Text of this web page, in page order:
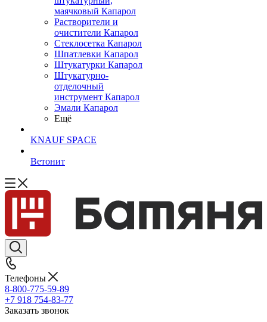
маячковый Капарол
Растворители и
очистители Капарол
Cтеклосетка Капарол
Шпатлевки Капарол
Штукатурки Капарол
Штукатурно-
отделочный
инструмент Капарол
Эмали Капарол
Ещё
KNAUF SPACE
Ветонит
Телефоны
8-800-775-59-89
+7 918 754-83-77
Заказать звонок